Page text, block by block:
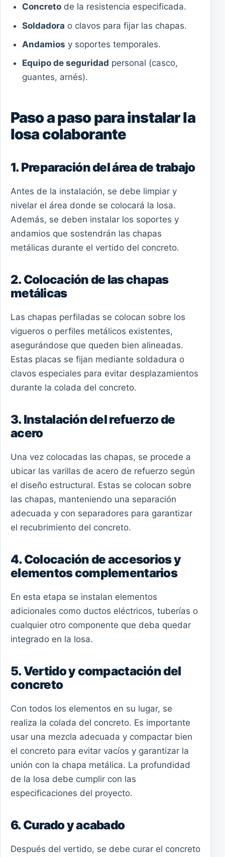
Concretode la resistencia especificada.
Soldadora o clavos para fijar las chapas.
Andamios y soportes temporales.
Equipo de seguridad personal (casco,
guantes, arnés).
Paso a paso para instalar la
losa colaborante
1. Preparación del área de trabajo
Antes de la instalación, se debe limpiar y
nivelar el área donde se colocará la losa.
Además, se deben instalar los soportes y
andamios que sostendrán las chapas
metálicas durante el vertido del concreto.
2. Colocación de las chapas
metálicas
Las chapas perfiladas se colocan sobre los
vigueros o perfiles metálicos existentes,
asegurándose que queden bien alineadas.
Estas placas se fijan mediante soldadura o
clavos especiales para evitar desplazamientos
durante la colada del concreto.
3. Instalación del refuerzo de
acero
Una vez colocadas las chapas, se procede a
ubicar las varillas de acero de refuerzo según
el diseño estructural. Estas se colocan sobre
las chapas, manteniendo una separación
adecuada y con separadores para garantizar
el recubrimiento del concreto.
4. Colocación de accesorios y
elementos complementarios
En esta etapa se instalan elementos
adicionales como ductos eléctricos, tuberías o
cualquier otro componente que deba quedar
integrado en la losa.
5. Vertido y compactación del
concreto
Con todos los elementos en su lugar, se
realiza la colada del concreto. Es importante
usar una mezcla adecuada y compactar bien
el concreto para evitar vacíos y garantizar la
unión con la chapa metálica. La profundidad
de la losa debe cumplir con las
especificaciones del proyecto.
6. Curado y acabado
Después del vertido, se debe curar el concreto